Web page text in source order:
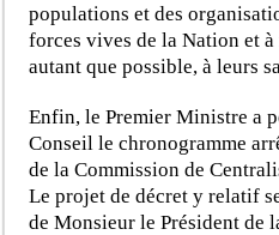
populations et des
forces vives de la Nation et
autant que possible, à leurs
Enfin, le Premier Ministre a
Conseil le chronogramme
de la Commission de
Le projet de décret y relatif
de Monsieur le Président de